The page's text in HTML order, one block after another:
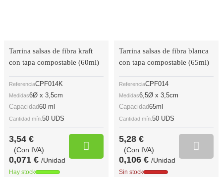
Tarrina salsas de fibra kraft
con tapa compostable (60ml)
ReferenciaCPF014K
Medidas6Ø x 3,5cm
Capacidad60 ml
Cantidad mín. 50 UDS
3,54 €
(Con IVA)
0,071 € /Unidad
Hay stock
Tarrina salsas de fibra blanca
con tapa compostable (65ml)
ReferenciaCPF014
Medidas6,5Ø x 3,5cm
Capacidad65ml
Cantidad mín. 50 UDS
5,28 €
(Con IVA)
0,106 € /Unidad
Sin stock